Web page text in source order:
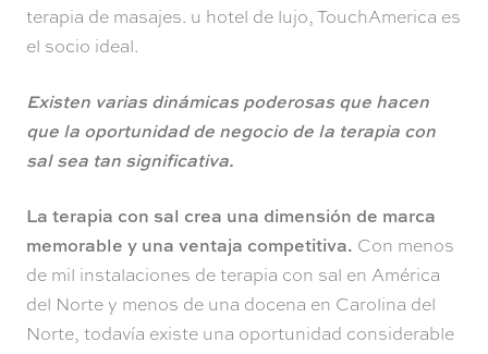
terapia de masajes. u hotel de lujo, TouchAmerica es
el socio ideal.
Existen varias dinámicas poderosas que hacen
que la oportunidad de negocio de la terapia con
sal sea tan significativa.
La terapia con sal crea una dimensión de marca
memorable y una ventaja competitiva. Con menos
de mil instalaciones de terapia con sal en América
del Norte y menos de una docena en Carolina del
Norte, todavía existe una oportunidad considerable